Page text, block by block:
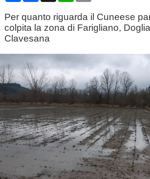
Per quanto riguarda il Cuneese
colpita la zona di Farigliano,
Clavesana